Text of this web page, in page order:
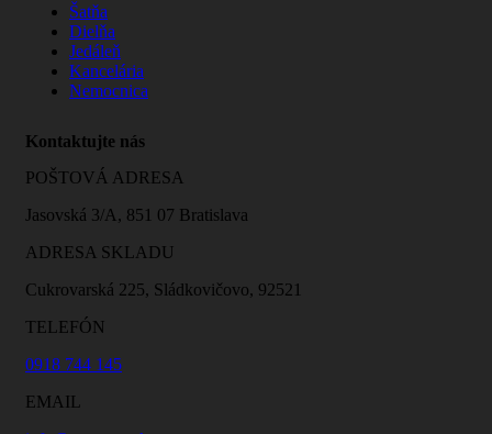
Šatňa
Dielňa
Jedáleň
Kancelária
Nemocnica
Kontaktujte nás
POŠTOVÁ ADRESA
Jasovská 3/A, 851 07 Bratislava
ADRESA SKLADU
Cukrovarská 225, Sládkovičovo, 92521
TELEFÓN
0918 744 145
EMAIL